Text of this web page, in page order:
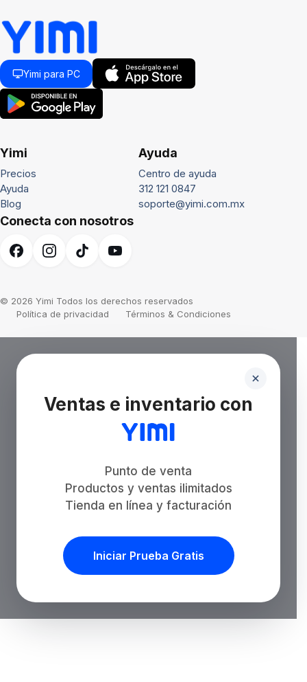
Yimi para PC
Yimi
Precios
Ayuda
Blog
Ayuda
Centro de ayuda
312 121 0847
soporte@yimi.com.mx
Conecta con nosotros
© 2026 Yimi Todos los derechos reservados
Política de privacidad
Términos & Condiciones
Ventas e inventario con
Punto de venta
Productos y ventas ilimitados
Tienda en línea y facturación
Iniciar Prueba Gratis